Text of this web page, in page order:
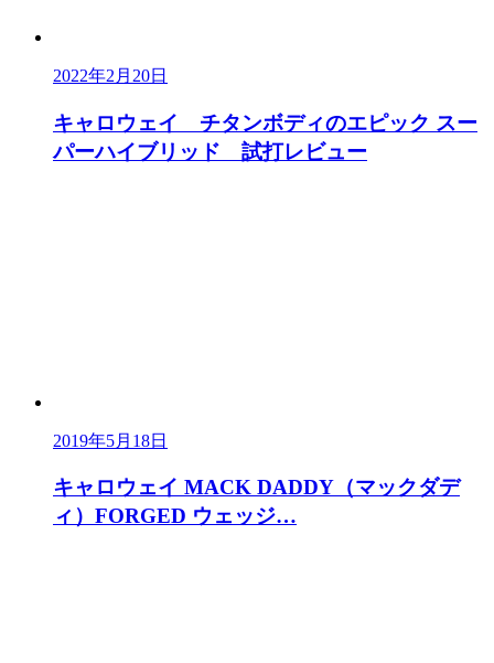
2022年2月20日
キャロウェイ チタンボディのエピック スー
パーハイブリッド 試打レビュー
2019年5月18日
キャロウェイ MACK DADDY（マックダデ
ィ）FORGED ウェッジ…